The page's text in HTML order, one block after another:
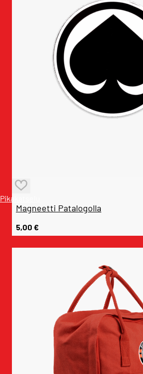
Pikakatselu
Magneetti Patalogolla
5,00 €